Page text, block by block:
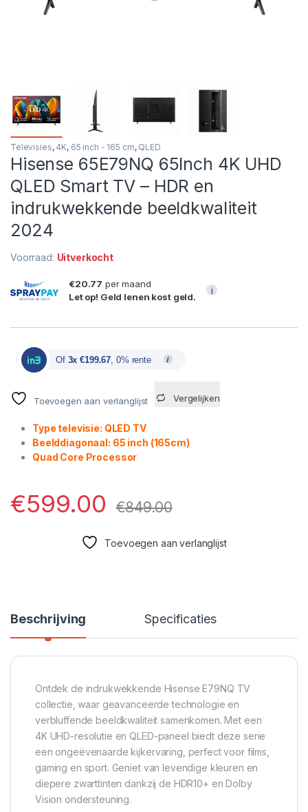
Televisies, 4K, 65 inch - 165 cm, QLED
Hisense 65E79NQ 65Inch 4K UHD
QLED Smart TV – HDR en
indrukwekkende beeldkwaliteit
2024
Voorraad: Uitverkocht
€20.77 per maand
Let op! Geld lenen kost geld.
i
Of 3x €199.67, 0% rente
Toevoegen aan verlanglijst Vergelijken
Type televisie: QLED TV
Beelddiagonaal: 65 inch (165cm)
Quad Core Processor
€599.00 €849.00
Toevoegen aan verlanglijst
Beschrijving Specificaties
Ontdek de indrukwekkende Hisense E79NQ TV
collectie, waar geavanceerde technologie en
verbluffende beeldkwaliteit samenkomen. Met een
4K UHD-resolutie en QLED-paneel biedt deze serie
een ongeëvenaarde kijkervaring, perfect voor films,
gaming en sport. Geniet van levendige kleuren en
diepere zwarttinten dankzij de HDR10+ en Dolby
Vision ondersteuning.